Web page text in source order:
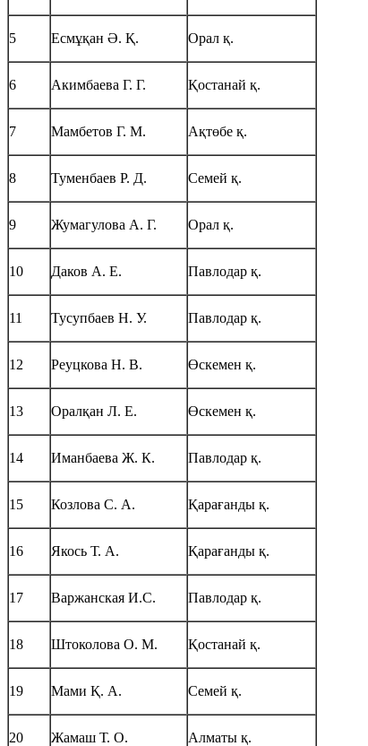
5 Есмұқан Ә. Қ. Орал қ.
6 Акимбаева Г. Г. Қостанай қ.
7 Мамбетов Г. М. Ақтөбе қ.
8 Туменбаев Р. Д. Семей қ.
9 Жумагулова А. Г. Орал қ.
10 Даков А. Е. Павлодар қ.
11 Тусупбаев Н. У. Павлодар қ.
12 Реуцкова Н. В. Өскемен қ.
13 Оралқан Л. Е. Өскемен қ.
14 Иманбаева Ж. К. Павлодар қ.
15 Козлова С. А. Қарағанды қ.
16 Якось Т. А. Қарағанды қ.
17 Варжанская И.С. Павлодар қ.
18 Штоколова О. М. Қостанай қ.
19 Мами Қ. А. Семей қ.
20 Жамаш Т. О. Алматы қ.